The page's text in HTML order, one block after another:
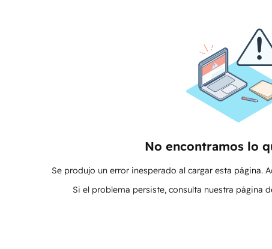
No encontramos lo
Se produjo un error inesperado al cargar esta página.
Si el problema persiste, consulta nuestra página